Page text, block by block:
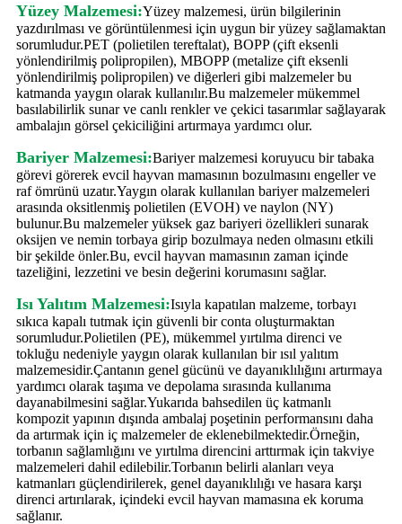
Yüzey Malzemesi:Yüzey malzemesi, ürün bilgilerinin
yazdırılması ve görüntülenmesi için uygun bir yüzey sağlamaktan
sorumludur.PET (polietilen tereftalat), BOPP (çift eksenli
yönlendirilmiş polipropilen), MBOPP (metalize çift eksenli
yönlendirilmiş polipropilen) ve diğerleri gibi malzemeler bu
katmanda yaygın olarak kullanılır.Bu malzemeler mükemmel
basılabilirlik sunar ve canlı renkler ve çekici tasarımlar sağlayarak
ambalajın görsel çekiciliğini artırmaya yardımcı olur.
Bariyer Malzemesi:Bariyer malzemesi koruyucu bir tabaka
görevi görerek evcil hayvan mamasının bozulmasını engeller ve
raf ömrünü uzatır.Yaygın olarak kullanılan bariyer malzemeleri
arasında oksitlenmiş polietilen (EVOH) ve naylon (NY)
bulunur.Bu malzemeler yüksek gaz bariyeri özellikleri sunarak
oksijen ve nemin torbaya girip bozulmaya neden olmasını etkili
bir şekilde önler.Bu, evcil hayvan mamasının zaman içinde
tazeliğini, lezzetini ve besin değerini korumasını sağlar.
Isı Yalıtım Malzemesi:Isıyla kapatılan malzeme, torbayı
sıkıca kapalı tutmak için güvenli bir conta oluşturmaktan
sorumludur.Polietilen (PE), mükemmel yırtılma direnci ve
tokluğu nedeniyle yaygın olarak kullanılan bir ısıl yalıtım
malzemesidir.Çantanın genel gücünü ve dayanıklılığını artırmaya
yardımcı olarak taşıma ve depolama sırasında kullanıma
dayanabilmesini sağlar.Yukarıda bahsedilen üç katmanlı
kompozit yapının dışında ambalaj poşetinin performansını daha
da artırmak için iç malzemeler de eklenebilmektedir.Örneğin,
torbanın sağlamlığını ve yırtılma direncini arttırmak için takviye
malzemeleri dahil edilebilir.Torbanın belirli alanları veya
katmanları güçlendirilerek, genel dayanıklılığı ve hasara karşı
direnci artırılarak, içindeki evcil hayvan mamasına ek koruma
sağlanır.